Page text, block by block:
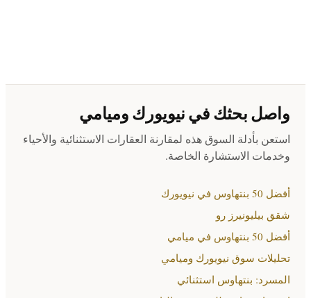
واصل بحثك في نيويورك وميامي
استعن بأدلة السوق هذه لمقارنة العقارات الاستثنائية والأحياء
وخدمات الاستشارة الخاصة.
أفضل 50 بنتهاوس في نيويورك
شقق بيليونيرز رو
أفضل 50 بنتهاوس في ميامي
تحليلات سوق نيويورك وميامي
المسرد: بنتهاوس استثنائي